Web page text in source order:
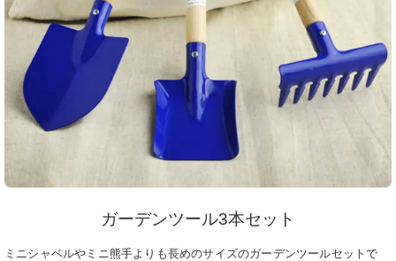
ガーデンツール3本セット
ミニシャベルやミニ熊手よりも長めのサイズのガーデンツールセットで